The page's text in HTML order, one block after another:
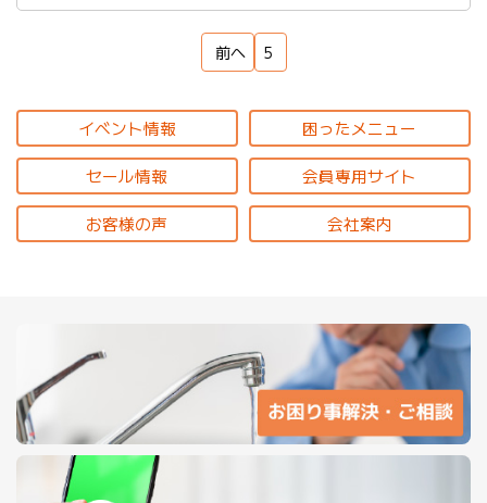
前へ 5
イベント情報 困ったメニュー
セール情報 会員専用サイト
お客様の声 会社案内